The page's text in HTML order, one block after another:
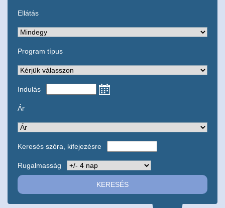
Ellátás
Program típus
Indulás
Ár
Keresés szóra, kifejezésre
Rugalmasság